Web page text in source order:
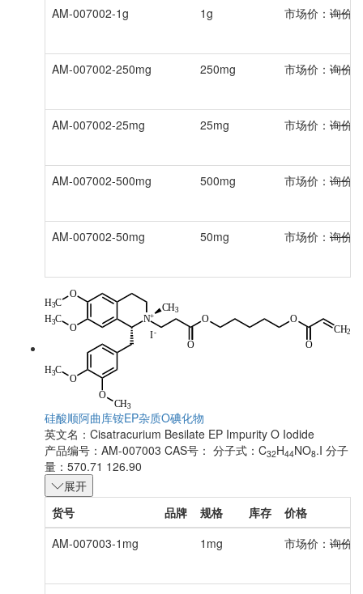
AM-007002-1g 1g 市场价： 询价
AM-007002-250mg 250mg 市场价： 询价
AM-007002-25mg 25mg 市场价： 询价
AM-007002-500mg 500mg 市场价： 询价
AM-007002-50mg 50mg 市场价： 询价
硅酸顺阿曲库铵EP杂质O碘化物
英文名： Cisatracurium Besilate EP Impurity O Iodide
产品编号：AM-007003 CAS号： 分子式：C32H44NO8.I 分子
量：570.71 126.90
展开
货号
品牌 规格 库存
价格
AM-007003-1mg
1mg 市场价： 询价